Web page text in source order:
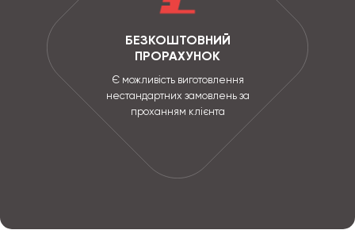
БЕЗКОШТОВНИЙ
ПРОРАХУНОК
Є можливість виготовлення
нестандартних замовлень за
проханням клієнта